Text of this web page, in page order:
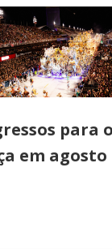
para
em agosto